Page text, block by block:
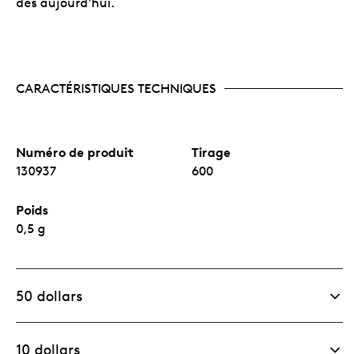
CARACTÉRISTIQUES TECHNIQUES
Numéro de produit
130937
Tirage
600
Poids
0,5 g
50 dollars
10 dollars